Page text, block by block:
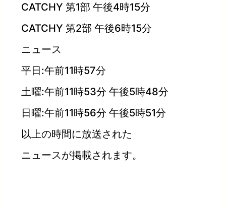
CATCHY 第1部 午後4時15分
CATCHY 第2部 午後6時15分
ニュース
平日:午前11時57分
土曜:午前11時53分 午後5時48分
日曜:午前11時56分 午後5時51分
以上の時間に放送された
ニュースが掲載されます。